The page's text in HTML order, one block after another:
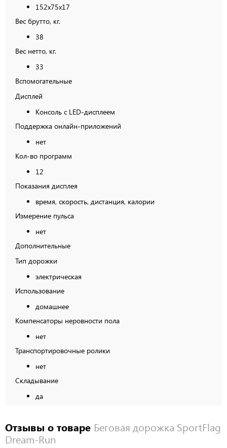
152х75х17
Вес брутто, кг.
38
Вес нетто, кг.
33
Вспомогательные
Дисплей
Консоль с LED-дисплеем
Поддержка онлайн-приложений
нет
Кол-во программ
12
Показания дисплея
время, скорость, дистанция, калории
Измерение пульса
нет
Дополнительные
Тип дорожки
электрическая
Использование
домашнее
Компенсаторы неровности пола
нет
Транспортировочные ролики
нет
Складывание
да
Отзывы о товаре Беговая дорожка SportFlag
Dream-Run